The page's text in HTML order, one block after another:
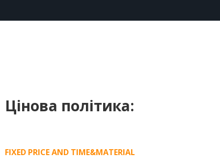
Цінова політика:
FIXED PRICE AND TIME&MATERIAL